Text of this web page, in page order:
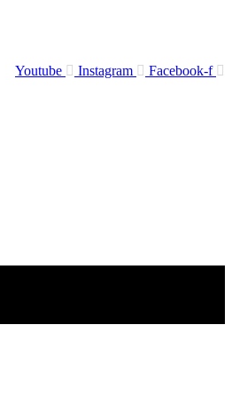
Youtube
Instagram
Facebook-f